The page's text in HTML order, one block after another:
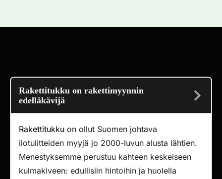
Rakettitukku on rakettimyynnin
edelläkävijä
Rakettitukku on ollut Suomen johtava
ilotulitteiden myyjä jo 2000-luvun alusta lähtien.
Menestyksemme perustuu kahteen keskeiseen
kulmakiveen: edullisiin hintoihin ja huolella